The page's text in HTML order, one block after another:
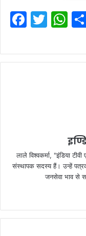
F
c
e
T
itt
er
W
at
s
लाले विश्वकर्मा, "इंडिया
संस्थापक सदस्य हैं। उन्हें
जनसेवा भाव से